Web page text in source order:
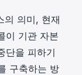
의 의미, 현재
이 기관 자본
단을 피하기
구축하는 방